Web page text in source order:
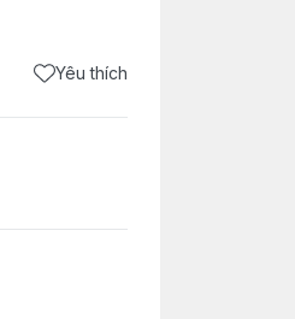
Yêu thích